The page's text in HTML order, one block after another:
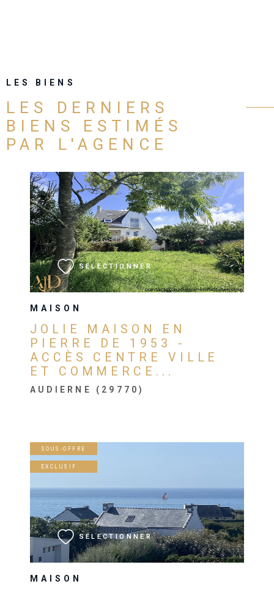
LES BIENS
LES DERNIERS
BIENS ESTIMÉS
PAR L'AGENCE
MAISON
JOLIE MAISON EN
PIERRE DE 1953 -
ACCÈS CENTRE VILLE
ET COMMERCE...
AUDIERNE (29770)
SÉLECTIONNER
VOIR LE BIEN
MAISON
SOUS-OFFRE
EXCLUSIF
SÉLECTIONNER
VOIR LE BIEN